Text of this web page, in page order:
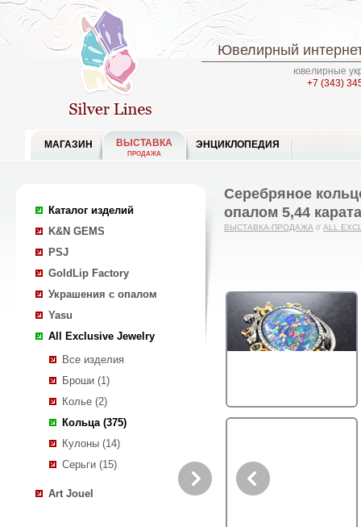
Ювелирный
ювелирные
+7 (343)
МАГАЗИН ВЫСТАВКА
ПРОДАЖА
ЭНЦИКЛОПЕДИЯ
Каталог изделий
K&N GEMS
PSJ
GoldLip Factory
Украшения с опалом
Yasu
All Exclusive Jewelry
Все изделия
Броши (1)
Колье (2)
Кольца (375)
Кулоны (14)
Серьги (15)
Art Jouel
Серебряное
опалом 5,44
ВЫСТАВКА-ПРОДАЖА // ALL